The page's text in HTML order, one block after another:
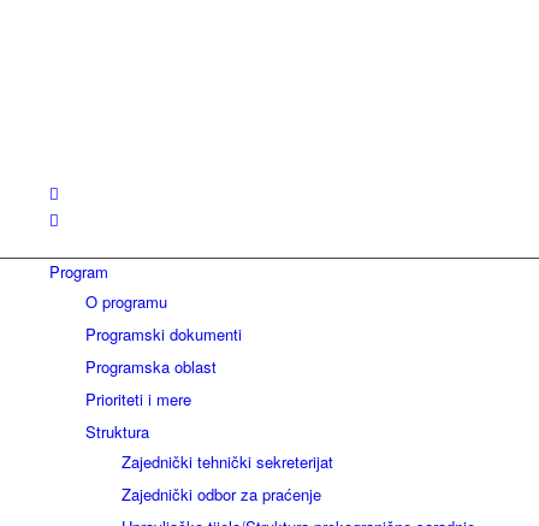
Program
O programu
Programski dokumenti
Programska oblast
Prioriteti i mere
Struktura
Zajednički tehnički sekreterijat
Zajednički odbor za praćenje